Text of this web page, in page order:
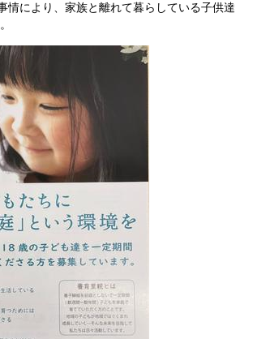
情により、家族と離れて暮らしている子供達